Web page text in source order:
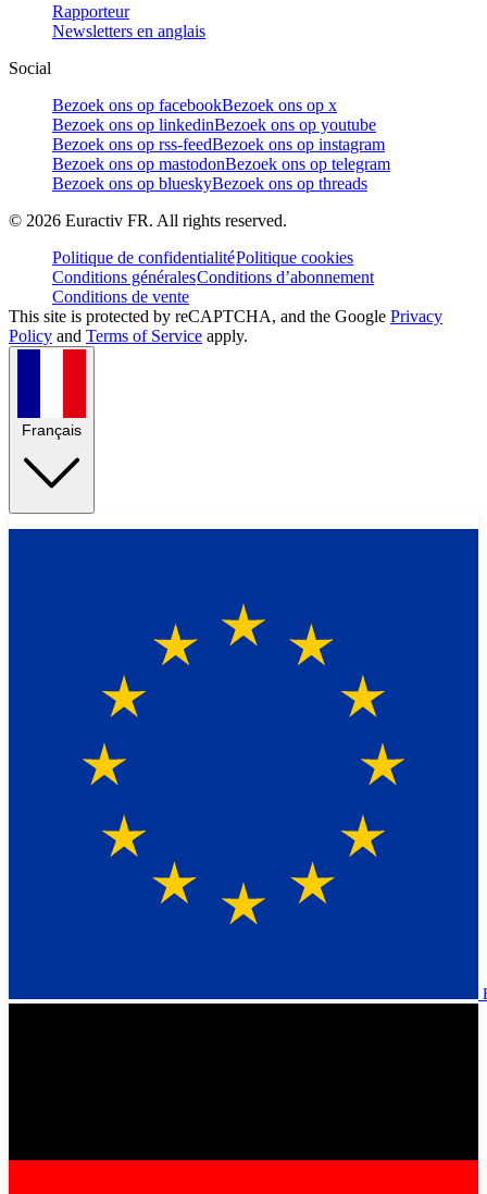
Rapporteur
Newsletters en anglais
Social
Bezoek ons op facebookBezoek ons op x
Bezoek ons op linkedinBezoek ons op youtube
Bezoek ons op rss-feedBezoek ons op instagram
Bezoek ons op mastodonBezoek ons op telegram
Bezoek ons op blueskyBezoek ons op threads
© 2026 Euractiv FR. All rights reserved.
Politique de confidentialitéPolitique cookies
Conditions généralesConditions d’abonnement
Conditions de vente
This site is protected by reCAPTCHA, and the Google Privacy
Policy and Terms of Service apply.
Français